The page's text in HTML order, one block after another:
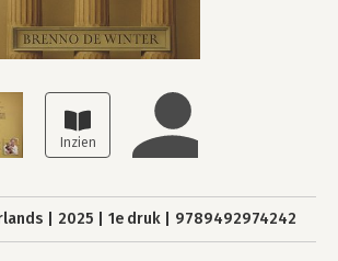
2025 1e druk 9789492974242